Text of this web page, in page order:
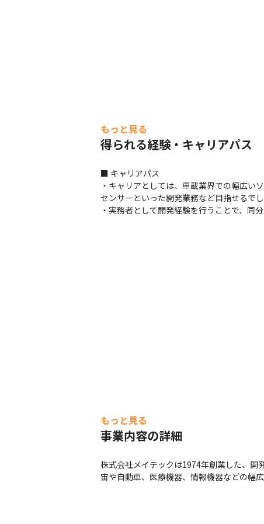
もっと見る
得られる経験・キャリアパス
■ キャリアパス
・キャリアとしては、車載業界での幅広い
センサーといった開発業務など目指せるで
・実務者として開発経験を行うことで、同
もっと見る
事業内容の詳細
株式会社メイテックは1974年創業した、開
宙や自動車、医療機器、情報機器などの幅